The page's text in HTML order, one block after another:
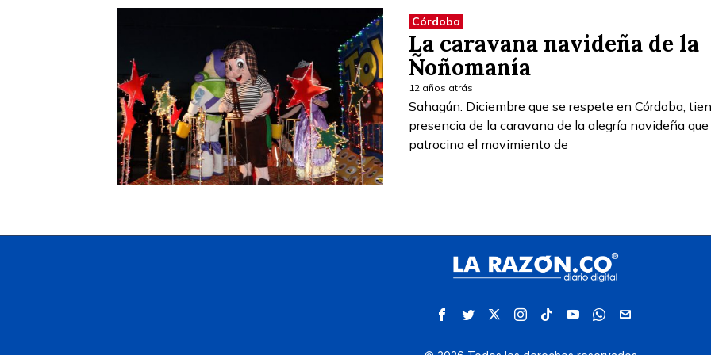
Córdoba
La caravana navideña de la
Ñoñomanía
12 años atrás
Sahagún. Diciembre que se respete en Córdoba,
presencia de la caravana de la alegría navideña que
patrocina el movimiento de